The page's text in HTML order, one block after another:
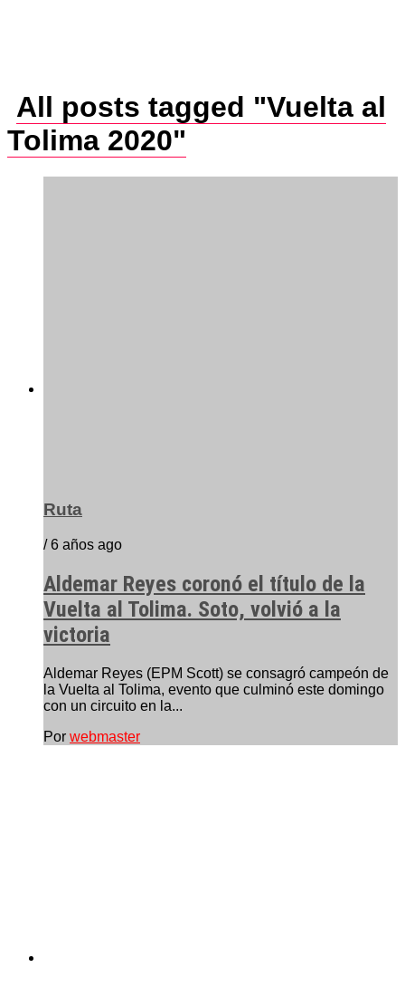
All posts tagged "Vuelta al
Tolima 2020"
Ruta
/ 6 años ago
Aldemar Reyes coronó el título de la
Vuelta al Tolima. Soto, volvió a la
victoria
Aldemar Reyes (EPM Scott) se consagró campeón de
la Vuelta al Tolima, evento que culminó este domingo
con un circuito en la...
Por webmaster